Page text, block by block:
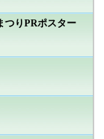
つりPRポスター